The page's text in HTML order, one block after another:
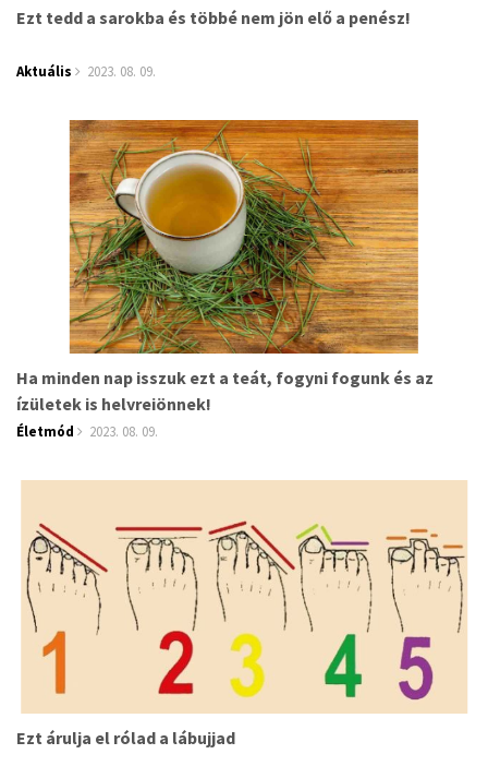
Ezt tedd a sarokba és többé nem jön elő a penész!
Aktuális 2023. 08. 09.
Ha minden nap isszuk ezt a teát, fogyni fogunk és az
ízületek is helyrejönnek!
Életmód 2023. 08. 09.
Ezt árulja el rólad a lábujjad